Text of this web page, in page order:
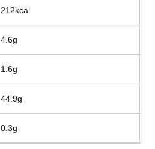
212kcal
4.6g
1.6g
44.9g
0.3g